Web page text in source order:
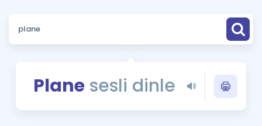
Sözlük
Planesesli dinle